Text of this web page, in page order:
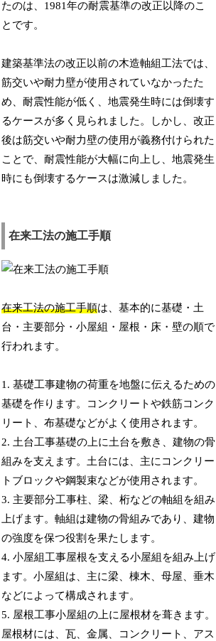
たのは、1981年の耐震基準の改正以降のこ
とです。
建築基準法の改正以前の木造軸組工法では、
筋交いや耐力壁が使用されていなかったた
め、耐震性能が低く、地震発生時には倒壊す
るケースが多く見られました。しかし、改正
後は筋交いや耐力壁の使用が義務付けられた
ことで、耐震性能が大幅に向上し、地震発生
時にも倒壊するケースは激減しました。
在来工法の施工手順
在来工法の施工手順は、基本的に基礎・土
台・主要部分・小屋組・屋根・床・壁の順で
行われます。
1. 基礎工事建物の荷重を地盤に伝えるための
基礎を作ります。コンクリートや鉄筋コンク
リート、布基礎などがよく使用されます。
2. 土台工事基礎の上に土台を敷き、建物の骨
組みを支えます。土台には、主にコンクリー
トブロックや鋼製束などが使用されます。
3. 主要部分工事柱、梁、桁などの軸組を組み
上げます。軸組は建物の骨組みであり、建物
の強度を保つ役割を果たします。
4. 小屋組工事屋根を支える小屋組を組み上げ
ます。小屋組は、主に梁、棟木、母屋、垂木
などによって構成されます。
5. 屋根工事小屋組の上に屋根材を葺きます。
屋根材には、瓦、金属、コンクリート、アス